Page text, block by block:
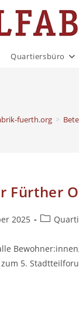
Quartiersbüro
fuerth.org >
Fürther
2025
Beitrags-
5.